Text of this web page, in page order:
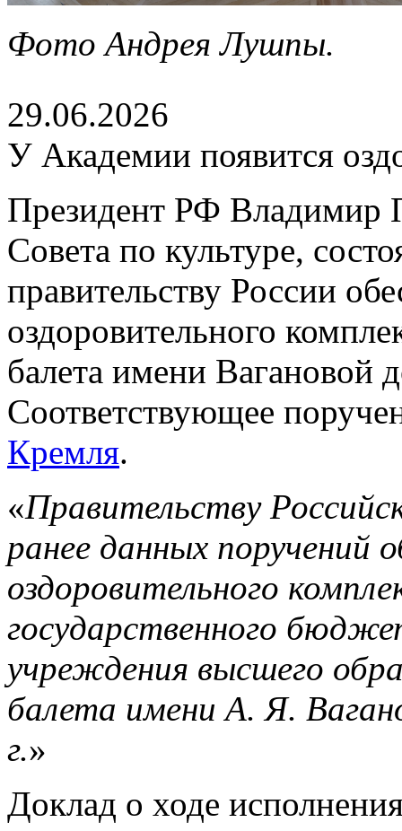
Фото Андрея Лушпы.
29.06.2026
У Академии появится
Президент РФ Владимир
Совета по культуре,
правительству России
оздоровительного
балета имени Вагановой
Соответствующее
Кремля.
«Правительству
ранее данных поручений
оздоровительного
государственного
учреждения высшего
балета имени А. Я.
г.»
Доклад о ходе